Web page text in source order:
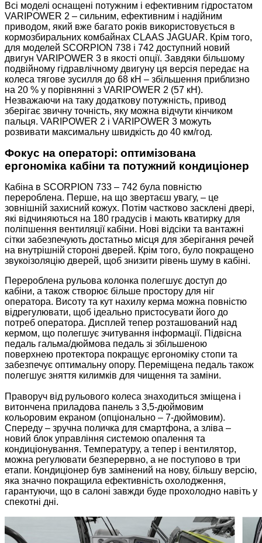
Всі моделі оснащені потужним і ефективним гідростатом
VARIPOWER 2 – сильним, ефективним і надійним
приводом, який вже багато років використовується в
кормозбиральних комбайнах CLAAS JAGUAR. Крім того,
для моделей SCORPION 738 і 742 доступний новий
двигун VARIPOWER 3 в якості опції. Завдяки більшому
подвійному гідравлічному двигуну ця версія передає на
колеса тягове зусилля до 68 кН – збільшення приблизно
на 20 % у порівнянні з VARIPOWER 2 (57 кН).
Незважаючи на таку додаткову потужність, привод
зберігає звичну точність, яку можна відчути кінчиком
пальця. VARIPOWER 2 і VARIPOWER 3 можуть
розвивати максимальну швидкість до 40 км/год.
Фокус на операторі: оптимізована
ергономіка кабіни та потужний кондиціонер
Кабіна в SCORPION 733 – 742 була повністю
перероблена. Перше, на що звертаєш увагу, – це
зовнішній захисний кожух. Потім частково засклені двері,
які відчиняються на 180 градусів і мають кватирку для
поліпшення вентиляції кабіни. Нові відсіки та вантажні
сітки забезпечують достатньо місця для зберігання речей
на внутрішній стороні дверей. Крім того, було покращено
звукоізоляцію дверей, щоб знизити рівень шуму в кабіні.
Перероблена рульова колонка полегшує доступ до
кабіни, а також створює більше простору для ніг
оператора. Висоту та кут нахилу керма можна повністю
відрегулювати, щоб ідеально пристосувати його до
потреб оператора. Дисплей тепер розташований над
кермом, що полегшує зчитування інформації. Підвісна
педаль гальма/дюймова педаль зі збільшеною
поверхнею протектора покращує ергономіку стопи та
забезпечує оптимальну опору. Переміщена педаль також
полегшує зняття килимків для чищення та заміни.
Праворуч від рульового колеса знаходиться зміщена і
витончена приладова панель з 3,5-дюймовим
кольоровим екраном (опціонально – 7-дюймовим).
Спереду – зручна поличка для смартфона, а зліва –
новий блок управління системою опалення та
кондиціонування. Температуру, а тепер і вентилятор,
можна регулювати безперервно, а не поступово в три
етапи. Кондиціонер був замінений на нову, більшу версію,
яка значно покращила ефективність охолодження,
гарантуючи, що в салоні завжди буде прохолодно навіть у
спекотні дні.